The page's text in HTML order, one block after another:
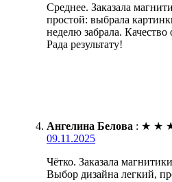
Среднее. Заказала
простой: выбрала
неделю забрала. Качество
Рада результату!
Ангелина Белова : ★ ★
09.11.2025
Чётко. Заказала
Выбор дизайна легкий,